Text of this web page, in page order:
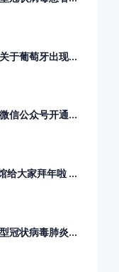
于葡萄牙出现...
信公众号开通...
给大家拜年啦 ...
冠状病毒肺炎...